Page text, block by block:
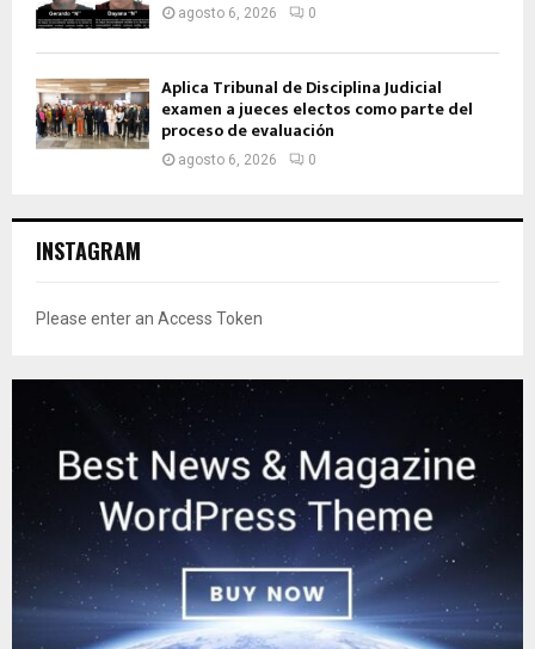
agosto 6, 2026 0
Aplica Tribunal de Disciplina Judicial
examen a jueces electos como parte del
proceso de evaluación
agosto 6, 2026 0
INSTAGRAM
Please enter an Access Token